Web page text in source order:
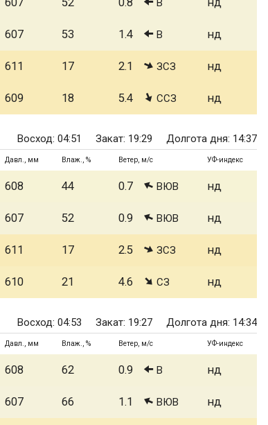
В
607 53 1.4 В нд
611 17 2.1 ЗСЗ нд
609 18 5.4 ССЗ нд
Восход: 04:51 Закат: 19:29 Долгота дня: 14:37
Давл., мм Влаж., % Ветер, м/с УФ-индекс
608 44 0.7 ВЮВ нд
607 52 0.9 ВЮВ нд
611 17 2.5 ЗСЗ нд
610 21 4.6 СЗ нд
Восход: 04:53 Закат: 19:27 Долгота дня: 14:34
Давл., мм Влаж., % Ветер, м/с УФ-индекс
608 62 0.9 В нд
607 66 1.1 ВЮВ нд